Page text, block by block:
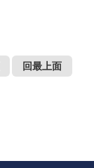
回最上面